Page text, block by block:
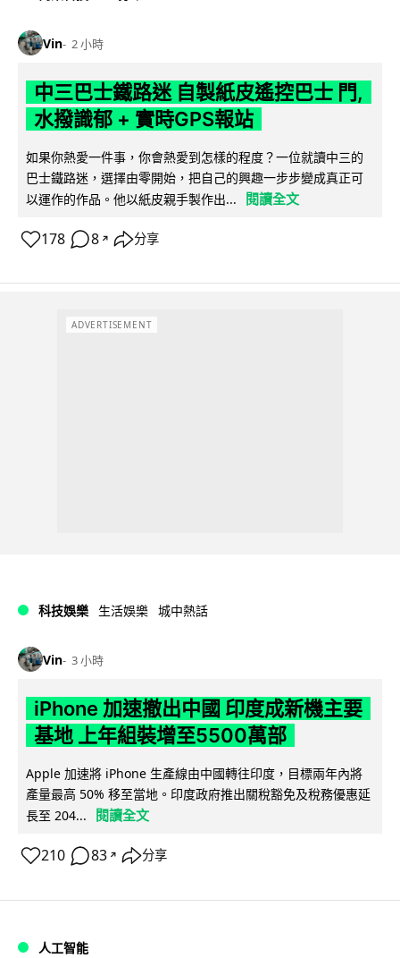
Vin 2 小時
中三巴士鐵路迷 自製紙皮遙控巴士 門,
水撥識郁 + 實時GPS報站
如果你熱愛一件事，你會熱愛到怎樣的程度？一位就讀中三的
巴士鐵路迷，選擇由零開始，把自己的興趣一步步變成真正可
以運作的作品。他以紙皮親手製作出...
閱讀全文
178 8 ↗ 分享
ADVERTISEMENT
科技娛樂 生活娛樂 城中熱話
Vin 3 小時
iPhone 加速撤出中國 印度成新機主要
基地 上年組裝增至5500萬部
Apple 加速將 iPhone 生產線由中國轉往印度，目標兩年內將
產量最高 50% 移至當地。印度政府推出關稅豁免及稅務優惠延
長至 204...
閱讀全文
210 83 ↗ 分享
人工智能